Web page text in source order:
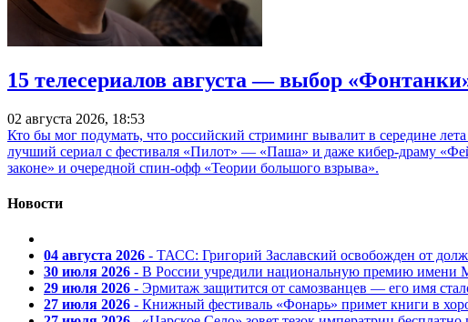
15 телесериалов августа — выбор
02 августа 2026, 18:53
Кто бы мог подумать, что российский стриминг вывалит в середине
лучший сериал с фестиваля «Пилот» — «Паша» и даже кибер-драму
законе» и очередной спин-офф «Теории большого взрыва».
Новости
04 августа 2026 - ТАСС: Григорий Заславский освобожден от
30 июля 2026 - В России учредили национальную премию имени
29 июля 2026 - Эрмитаж защитится от самозванцев — его имя
27 июля 2026 - Книжный фестиваль «Фонарь» примет книги в